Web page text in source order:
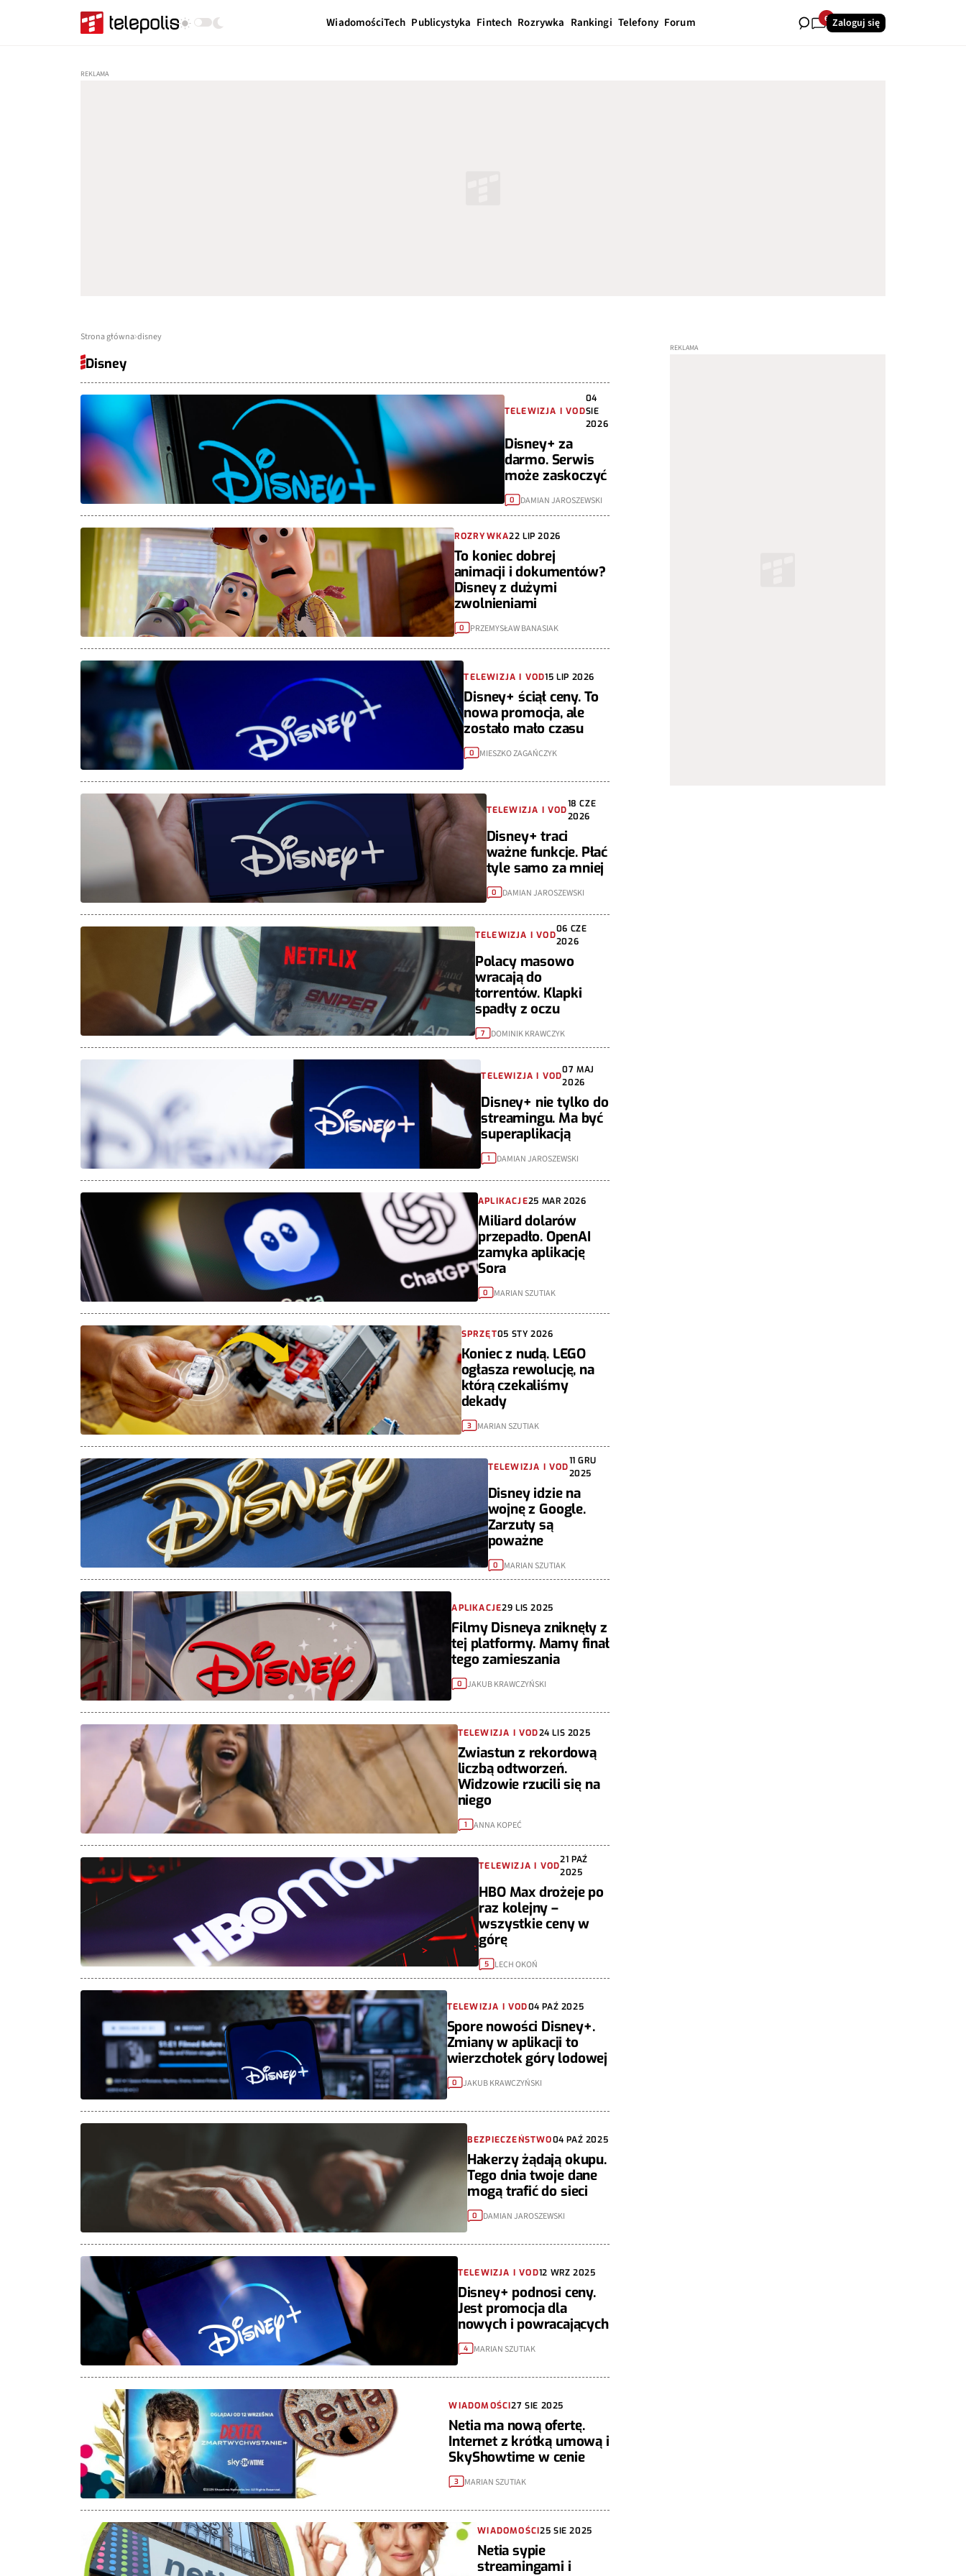
WiadomościTech Publicystyka Fintech Rozrywka Rankingi Telefony Forum 6 Zaloguj się
Strona główna disney
Disney
TELEWIZJA I VOD
04
SIE
2026
Disney+ za
darmo. Serwis
może zaskoczyć
0 DAMIAN JAROSZEWSKI
ROZRYWKA22 LIP 2026
To koniec dobrej
animacji i dokumentów?
Disney z dużymi
zwolnieniami
0 PRZEMYSŁAW BANASIAK
TELEWIZJA I VOD15 LIP 2026
Disney+ ściął ceny. To
nowa promocja, ale
zostało mało czasu
0 MIESZKO ZAGAŃCZYK
TELEWIZJA I VOD
18 CZE
2026
Disney+ traci
ważne funkcje. Płać
tyle samo za mniej
0 DAMIAN JAROSZEWSKI
TELEWIZJA I VOD
06 CZE
2026
Polacy masowo
wracają do
torrentów. Klapki
spadły z oczu
7 DOMINIK KRAWCZYK
TELEWIZJA I VOD
07 MAJ
2026
Disney+ nie tylko do
streamingu. Ma być
superaplikacją
1 DAMIAN JAROSZEWSKI
APLIKACJE25 MAR 2026
Miliard dolarów
przepadło. OpenAI
zamyka aplikację
Sora
0 MARIAN SZUTIAK
SPRZĘT05 STY 2026
Koniec z nudą. LEGO
ogłasza rewolucję, na
którą czekaliśmy
dekady
3 MARIAN SZUTIAK
TELEWIZJA I VOD
11 GRU
2025
Disney idzie na
wojnę z Google.
Zarzuty są
poważne
0 MARIAN SZUTIAK
APLIKACJE29 LIS 2025
Filmy Disneya zniknęły z
tej platformy. Mamy finał
tego zamieszania
0 JAKUB KRAWCZYŃSKI
TELEWIZJA I VOD24 LIS 2025
Zwiastun z rekordową
liczbą odtworzeń.
Widzowie rzucili się na
niego
1 ANNA KOPEĆ
TELEWIZJA I VOD
21 PAŹ
2025
HBO Max drożeje po
raz kolejny –
wszystkie ceny w
górę
5 LECH OKOŃ
TELEWIZJA I VOD04 PAŹ 2025
Spore nowości Disney+.
Zmiany w aplikacji to
wierzchołek góry lodowej
0 JAKUB KRAWCZYŃSKI
BEZPIECZEŃSTWO04 PAŹ 2025
Hakerzy żądają okupu.
Tego dnia twoje dane
mogą trafić do sieci
0 DAMIAN JAROSZEWSKI
TELEWIZJA I VOD12 WRZ 2025
Disney+ podnosi ceny.
Jest promocja dla
nowych i powracających
4 MARIAN SZUTIAK
WIADOMOŚCI27 SIE 2025
Netia ma nową ofertę.
Internet z krótką umową i
SkyShowtime w cenie
3 MARIAN SZUTIAK
WIADOMOŚCI25 SIE 2025
Netia sypie
streamingami i